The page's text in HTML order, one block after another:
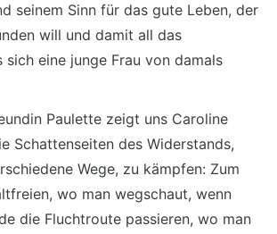
seinem Sinn für das gute Leben, der
will und damit all das
eine junge Frau von damals
Paulette zeigt uns Caroline
Schattenseiten des Widerstands,
Wege, zu kämpfen: Zum
wo man wegschaut, wenn
die Fluchtroute passieren, wo man